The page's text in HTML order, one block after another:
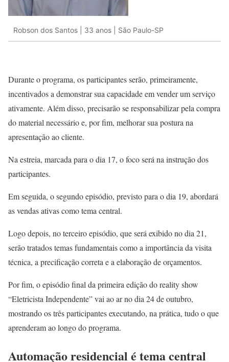
Robson dos Santos | 33 anos | São Paulo-SP
Durante o programa, os participantes serão, primeiramente,
incentivados a demonstrar sua capacidade em vender um serviço
ativamente. Além disso, precisarão se responsabilizar pela compra
do material necessário e, por fim, melhorar sua postura na
apresentação ao cliente.
Na estreia, marcada para o dia 17, o foco será na instrução dos
participantes.
Em seguida, o segundo episódio, previsto para o dia 19, abordará
as vendas ativas como tema central.
Logo depois, no terceiro episódio, que será exibido no dia 21,
serão tratados temas fundamentais como a importância da visita
técnica, a precificação correta e a elaboração de orçamentos.
Por fim, o episódio final da primeira edição do reality show
“Eletricista Independente” vai ao ar no dia 24 de outubro,
mostrando os três participantes executando, na prática, tudo o que
aprenderam ao longo do programa.
Automação residencial é tema central